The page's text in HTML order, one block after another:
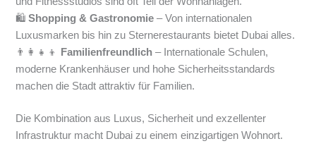
🛍Shopping & Gastronomie – Von internationalen
Luxusmarken bis hin zu Sternerestaurants bietet Dubai alles.
👨‍👩‍👧‍👦
Familienfreundlich – Internationale Schulen,
moderne Krankenhäuser und hohe Sicherheitsstandards
machen die Stadt attraktiv für Familien.
Die Kombination aus Luxus, Sicherheit und exzellenter
Infrastruktur macht Dubai zu einem einzigartigen Wohnort.